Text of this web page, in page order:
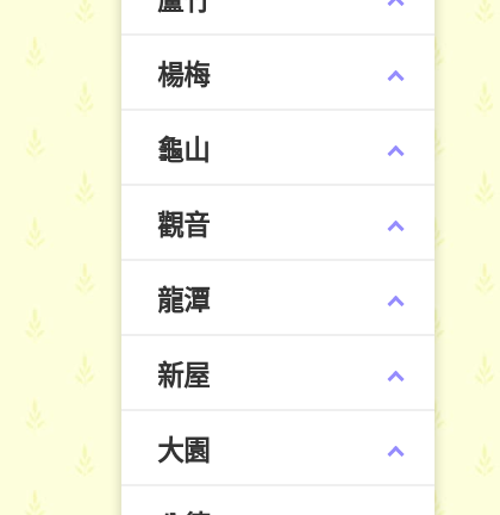
楊梅
龜山
觀音
龍潭
新屋
大園